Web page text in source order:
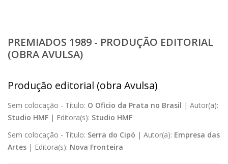
PREMIADOS 1989 - PRODUÇÃO EDITORIAL
(OBRA AVULSA)
Produção editorial (obra Avulsa)
Sem colocação - Título: O Oficio da Prata no Brasil | Autor(a):
Studio HMF | Editora(s): Studio HMF
Sem colocação - Título: Serra do Cipó | Autor(a): Empresa das
Artes | Editora(s): Nova Fronteira